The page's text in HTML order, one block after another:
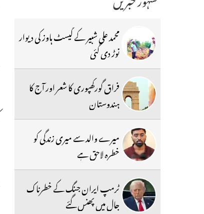
محمد علی شبیر کے گیسٹ ہاوز کی دیوار
توڑ دی گئی
فراق گورکھپوری کا شعر اور آج کا
ہندوستان
میرے والد سے میری زندگی کو
خطرہ لاحق ہے
ٹرمپ ایران جنگ کے خطرناک
جال میں پھنس گئے